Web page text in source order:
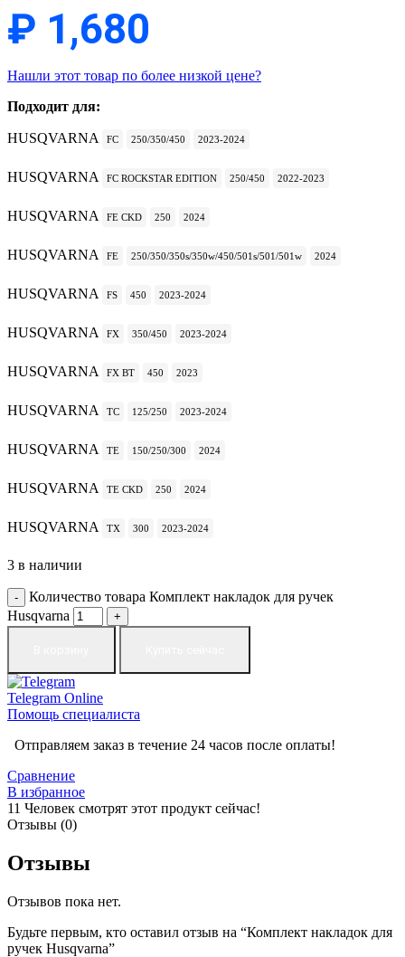
₽ 1,680
Нашли этот товар по более низкой цене?
Подходит для:
HUSQVARNA FC 250/350/450 2023-2024
HUSQVARNA FC ROCKSTAR EDITION 250/450 2022-2023
HUSQVARNA FE CKD 250 2024
HUSQVARNA FE 250/350/350s/350w/450/501s/501/501w 2024
HUSQVARNA FS 450 2023-2024
HUSQVARNA FX 350/450 2023-2024
HUSQVARNA FX BT 450 2023
HUSQVARNA TC 125/250 2023-2024
HUSQVARNA TE 150/250/300 2024
HUSQVARNA TE CKD 250 2024
HUSQVARNA TX 300 2023-2024
3 в наличии
Количество товара Комплект накладок для ручек
Husqvarna
Telegram Online
Помощь специалиста
Отправляем заказ в течение 24 часов после оплаты!
Сравнение
В избранное
11 Человек смотрят этот продукт сейчас!
Отзывы (0)
Отзывы
Отзывов пока нет.
Будьте первым, кто оставил отзыв на “Комплект накладок для
ручек Husqvarna”